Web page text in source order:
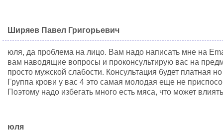
Ширяев Павел Григорьевич
юля, да проблема на лицо. Вам надо написать мне на
вам наводящие вопросы и проконсультирую вас на
просто мужской слабости. Консультация будет платная
Группа крови у вас 4 это самая молодая еще не
Поэтому надо избегать много есть мяса, что может
юля